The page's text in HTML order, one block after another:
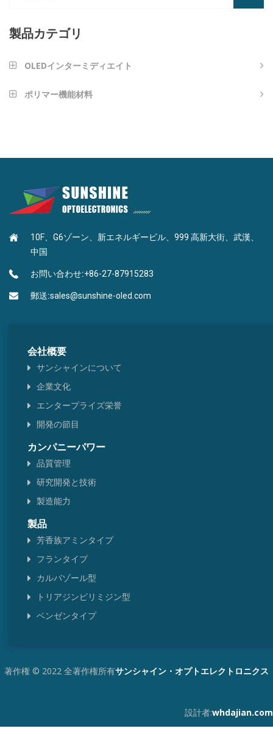
製品カテゴリ
OLEDインターミディエイト
芳香族アミンタイプ
ピリミジンタイプ
ナフタレン型
トリアジンピリミジン型
ホウ酸タイプ
ヘテロ環型
チアゾール型
ベンゼンタイプ
ポリマー機能材料
MLPハイRIインク
BEFハイRIインク
10F、G6ゾーン、新エネルギービル、999 高新大街、武漢、
中国
お問い合わせ:+86-27-87915283
郵送:sales@sunshine-oled.com
会社概要
サンシャインについて
企業文化
エンタープライズ栄誉
開発の節目
カンパニーパワー
品質管理
研究開発と技術
製造能力
製品
芳香族アミンタイプ
フランタイプ
カルバゾール型
トリアジンピリミジン型
ベンゼンタイプ
著作権 © 2022 全著作権所有サンシャイン・オプトエレクトロニクス
設計者:whdajian.com